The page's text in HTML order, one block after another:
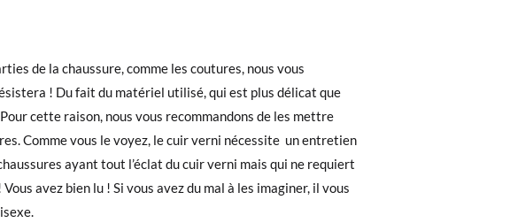
de la chaussure, comme les coutures, nous vous
! Du fait du matériel utilisé, qui est plus délicat que
cette raison, nous vous recommandons de les mettre
Comme vous le voyez, le cuir verni nécessite un entretien
ayant tout l’éclat du cuir verni mais qui ne requiert
avez bien lu ! Si vous avez du mal à les imaginer, il vous